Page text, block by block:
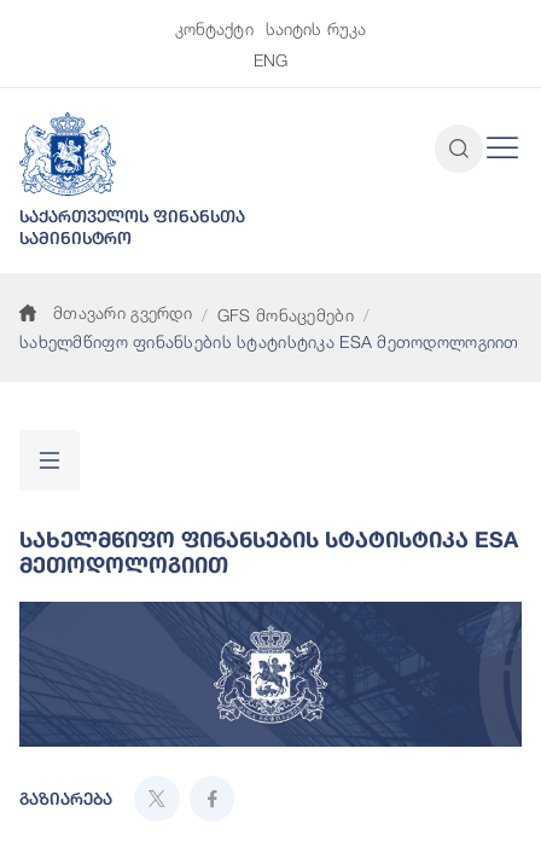
კონტაქტი
საიტის რუკა
ENG
საქართველოს ფინანსთა
სამინისტრო
მთავარი გვერდი
GFS მონაცემები
სახელმწიფო ფინანსების სტატისტიკა ESA მეთოდოლოგიით
Სახელმწიფო Ფინანსების Სტატისტიკა ESA
Მეთოდოლოგიით
გაზიარება